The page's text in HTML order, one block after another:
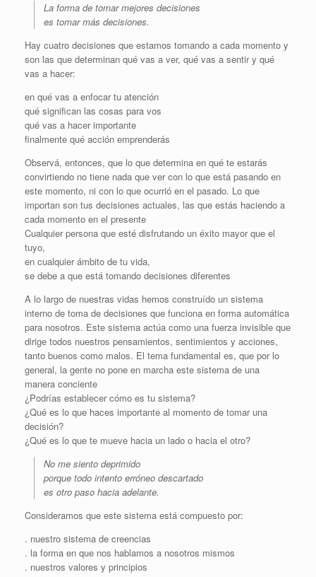
La forma de tomar mejores decisiones
es tomar más decisiones.
Hay cuatro decisiones que estamos tomando a cada momento y
son las que determinan qué vas a ver, qué vas a sentir y qué
vas a hacer:
en qué vas a enfocar tu atención
qué significan las cosas para vos
qué vas a hacer importante
finalmente qué acción emprenderás
Observá, entonces, que lo que determina en qué te estarás
convirtiendo no tiene nada que ver con lo que está pasando en
este momento, ni con lo que ocurrió en el pasado. Lo que
importan son tus decisiones actuales, las que estás haciendo a
cada momento en el presente
Cualquier persona que esté disfrutando un éxito mayor que el
tuyo,
en cualquier ámbito de tu vida,
se debe a que está tomando decisiones diferentes
A lo largo de nuestras vidas hemos construído un sistema
interno de toma de decisiones que funciona en forma automática
para nosotros. Este sistema actúa como una fuerza invisible que
dirige todos nuestros pensamientos, sentimientos y acciones,
tanto buenos como malos. El tema fundamental es, que por lo
general, la gente no pone en marcha este sistema de una
manera conciente
¿Podrías establecer cómo es tu sistema?
¿Qué es lo que haces importante al momento de tomar una
decisión?
¿Qué es lo que te mueve hacia un lado o hacia el otro?
No me siento deprimido
porque todo intento erróneo descartado
es otro paso hacia adelante.
Consideramos que este sistema está compuesto por:
. nuestro sistema de creencias
. la forma en que nos hablamos a nosotros mismos
. nuestros valores y principios